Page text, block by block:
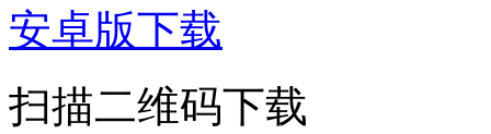
安卓版下载
扫描二维码下载